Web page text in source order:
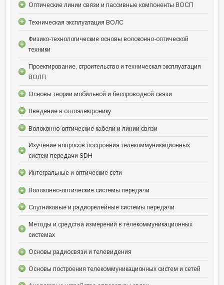
Оптические линии связи и пассивные компоненты ВОСП
Техническая эксплуатация ВОЛС
Физико-технологические основы волоконно-оптической
техники
Проектирование, строительство и техническая эксплуатация
ВОЛП
Основы теории мобильной и беспроводной связи
Введение в оптоэлектронику
Волоконно-оптические кабели и линии связи
Изучение вопросов построения телекоммуникационных
систем передачи SDH
Интегральные и оптические сети
Волоконно-оптические системы передачи
Спутниковые и радиорелейные системы передачи
Методы и средства измерений в телекоммуникационных
системах
Основы радиосвязи и телевидения
Основы построения телекоммуникационных систем и сетей